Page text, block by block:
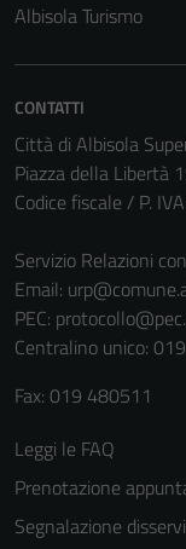
Albisola Turismo
CONTATTI
Città di Albisola
Piazza della Libertà
Codice fiscale / P.
Servizio Relazioni
Email:
PEC:
Centralino unico:
Fax: 019 480511
Leggi le FAQ
Prenotazione
Segnalazione